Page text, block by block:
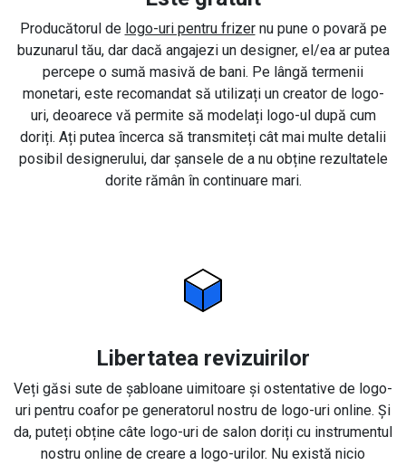
Producătorul de logo-uri pentru frizernu pune o povară pe
buzunarul tău, dar dacă angajezi un designer, el/ea ar putea
percepe o sumă masivă de bani. Pe lângă termenii
monetari, este recomandat să utilizați un creator de logo-
uri, deoarece vă permite să modelați logo-ul după cum
doriți. Ați putea încerca să transmiteți cât mai multe detalii
posibil designerului, dar șansele de a nu obține rezultatele
dorite rămân în continuare mari.
Libertatea revizuirilor
Veți găsi sute de șabloane uimitoare și ostentative de logo-
uri pentru coafor pe generatorul nostru de logo-uri online. Și
da, puteți obține câte logo-uri de salon doriți cu instrumentul
nostru online de creare a logo-urilor. Nu există nicio